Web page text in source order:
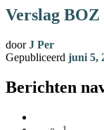
Verslag BOZ
doorJ Per
Gepubliceerd juni 5,
Berichten